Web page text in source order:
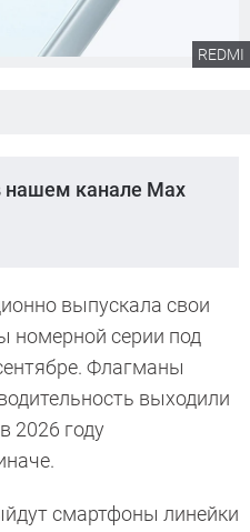
REDMI
нашем канале Max
выпускала свои
номерной серии под
Флагманы
выходили
2026 году
смартфоны линейки